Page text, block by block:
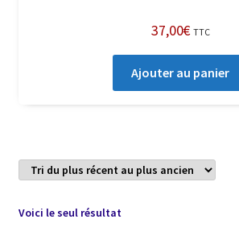
37,00€ TTC
Ajouter au panier
Voici le seul résultat